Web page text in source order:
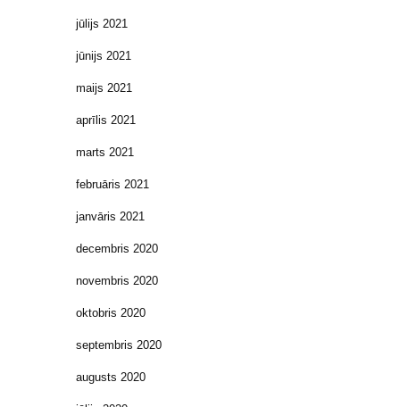
jūlijs 2021
jūnijs 2021
maijs 2021
aprīlis 2021
marts 2021
februāris 2021
janvāris 2021
decembris 2020
novembris 2020
oktobris 2020
septembris 2020
augusts 2020